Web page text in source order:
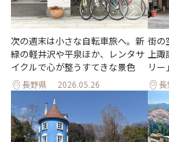
次の週末は小さな自転車旅へ。新
緑の軽井沢や平泉ほか、レンタサ
イクルで心が整うすてきな景色
長野県 2026.05.26
街の
上諏
リ